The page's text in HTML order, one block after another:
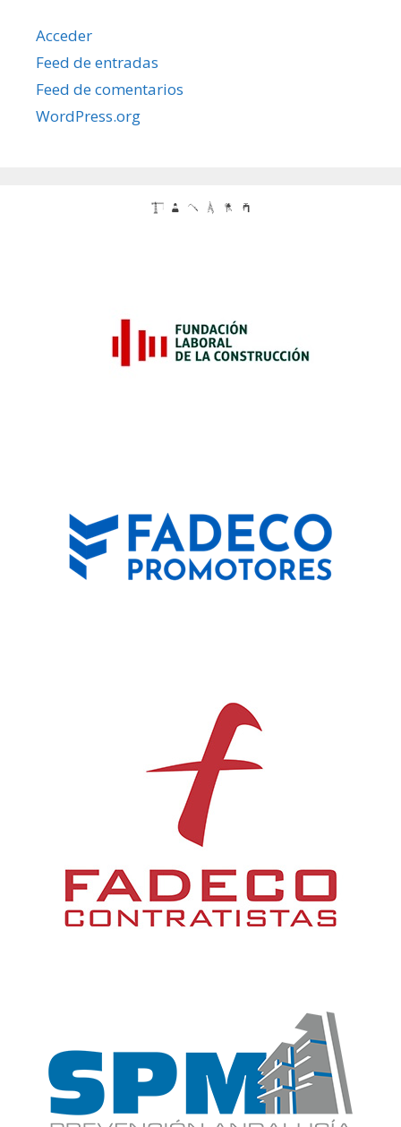
Acceder
Feed de entradas
Feed de comentarios
WordPress.org